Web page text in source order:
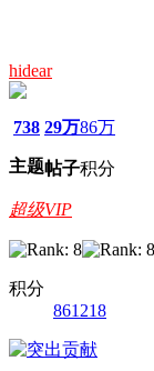
hidear
738
主题
29万
帖子
86万
积分
超级VIP
积分
861218